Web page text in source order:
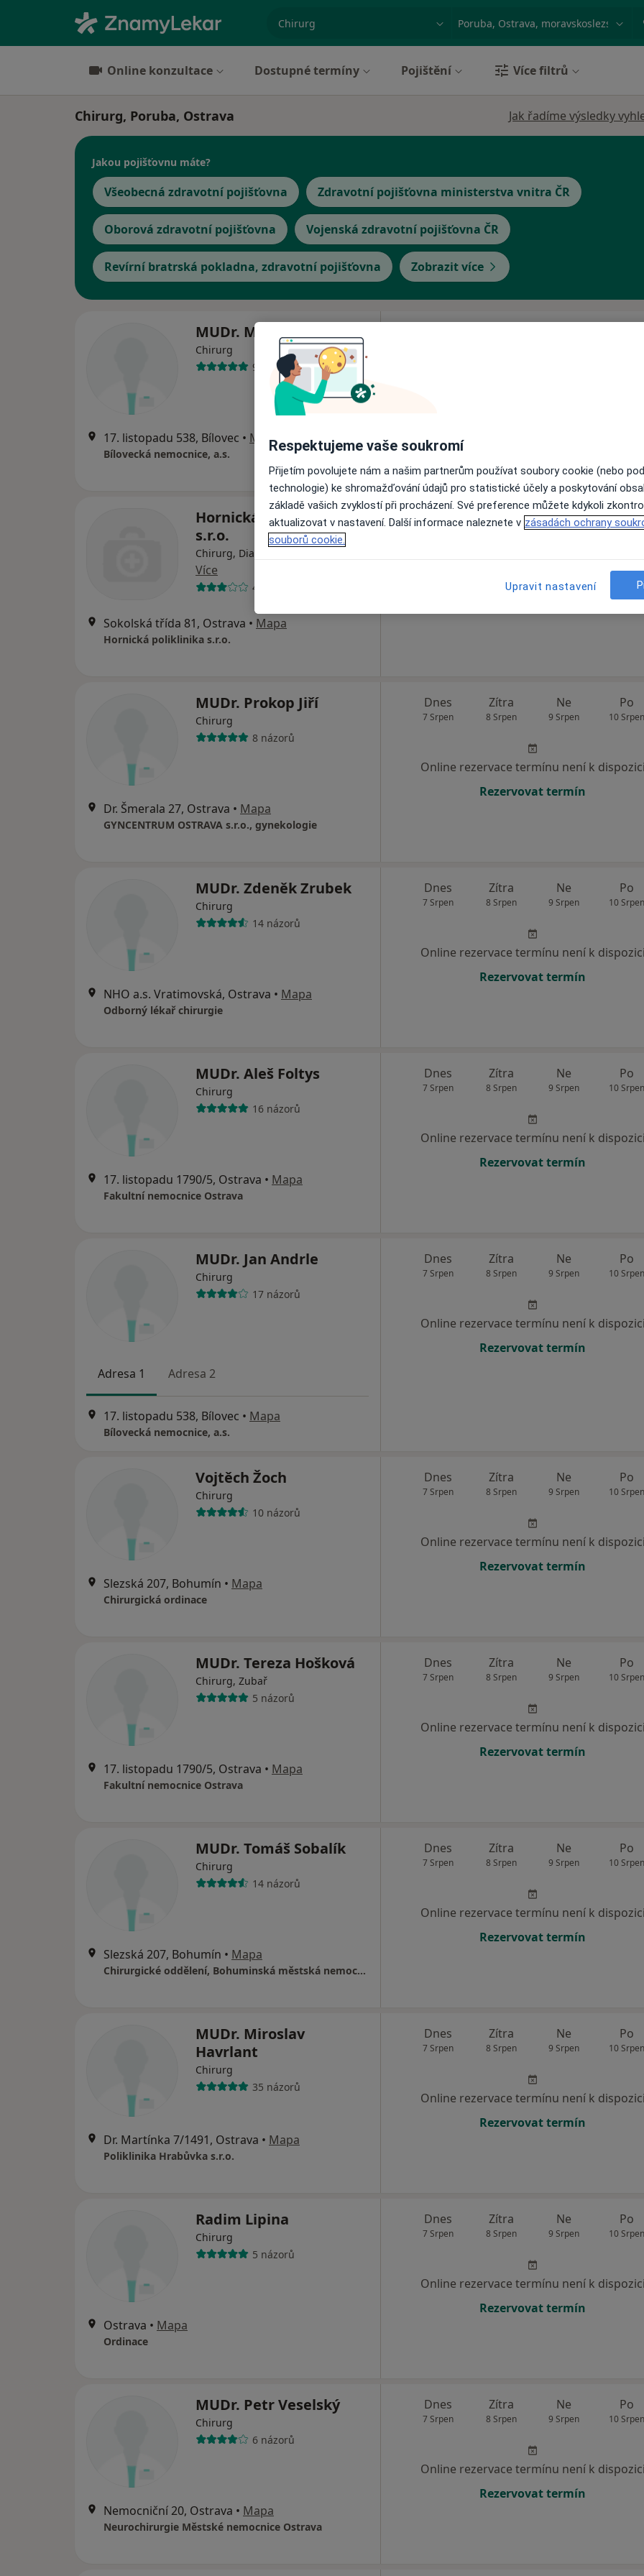
Online konzultace Dostupné termíny Pojištění Více filtrů
Chirurg, Poruba, Ostrava Jak řadíme výsledky
Jakou pojišťovnu máte?
Všeobecná zdravotní pojišťovna Zdravotní pojišťovna ministerstva vnitra ČR
Oborová zdravotní pojišťovna Vojenská zdravotní pojišťovna ČR
Revírní bratrská pokladna, zdravotní pojišťovna Zobrazit více
MUDr. Martin Mašek
Chirurg
9 názorů
17. listopadu 538, Bílovec • Mapa
Bílovecká nemocnice, a.s.
Hornická poliklinika
s.r.o.
Chirurg, Diabetolog, Diagnostik
Více
44 názorů
Sokolská třída 81, Ostrava • Mapa
Hornická poliklinika s.r.o.
Dnes Zítra Ne
9 Srpen
Po
10
Online rezervace termínu není k
MUDr. Prokop Jiří
Chirurg
8 názorů
Dr. Šmerala 27, Ostrava • Mapa
GYNCENTRUM OSTRAVA s.r.o., gynekologie
Dnes
7 Srpen
Zítra
8 Srpen
Ne
9 Srpen
Po
10 Srpen
Online rezervace termínu není k dispozici
Rezervovat termín
MUDr. Zdeněk Zrubek
Chirurg
14 názorů
NHO a.s. Vratimovská, Ostrava • Mapa
Odborný lékař chirurgie
Dnes
7 Srpen
Zítra
8 Srpen
Ne
9 Srpen
Po
10 Srpen
Online rezervace termínu není k dispozici
Rezervovat termín
MUDr. Aleš Foltys
Chirurg
16 názorů
17. listopadu 1790/5, Ostrava • Mapa
Fakultní nemocnice Ostrava
Dnes
7 Srpen
Zítra
8 Srpen
Ne
9 Srpen
Po
10 Srpen
Online rezervace termínu není k dispozici
Rezervovat termín
MUDr. Jan Andrle
Chirurg
17 názorů
Adresa 1 Adresa 2
17. listopadu 538, Bílovec • Mapa
Bílovecká nemocnice, a.s.
Dnes
7 Srpen
Zítra
8 Srpen
Ne
9 Srpen
Po
10 Srpen
Online rezervace termínu není k dispozici
Rezervovat termín
Vojtěch Žoch
Chirurg
10 názorů
Slezská 207, Bohumín • Mapa
Chirurgická ordinace
Dnes
7 Srpen
Zítra
8 Srpen
Ne
9 Srpen
Po
10 Srpen
Online rezervace termínu není k dispozici
Rezervovat termín
MUDr. Tereza Hošková
Chirurg, Zubař
5 názorů
17. listopadu 1790/5, Ostrava • Mapa
Fakultní nemocnice Ostrava
Dnes
7 Srpen
Zítra
8 Srpen
Ne
9 Srpen
Po
10 Srpen
Online rezervace termínu není k dispozici
Rezervovat termín
MUDr. Tomáš Sobalík
Chirurg
14 názorů
Slezská 207, Bohumín • Mapa
Chirurgické oddělení, Bohuminská městská nemocnice
Dnes
7 Srpen
Zítra
8 Srpen
Ne
9 Srpen
Po
10 Srpen
Online rezervace termínu není k dispozici
Rezervovat termín
MUDr. Miroslav
Havrlant
Chirurg
35 názorů
Dr. Martínka 7/1491, Ostrava • Mapa
Poliklinika Hrabůvka s.r.o.
Dnes
7 Srpen
Zítra
8 Srpen
Ne
9 Srpen
Po
10 Srpen
Online rezervace termínu není k dispozici
Rezervovat termín
Radim Lipina
Chirurg
5 názorů
Ostrava • Mapa
Ordinace
Dnes
7 Srpen
Zítra
8 Srpen
Ne
9 Srpen
Po
10 Srpen
Online rezervace termínu není k dispozici
Rezervovat termín
MUDr. Petr Veselský
Chirurg
6 názorů
Nemocniční 20, Ostrava • Mapa
Neurochirurgie Městské nemocnice Ostrava
Dnes
7 Srpen
Zítra
8 Srpen
Ne
9 Srpen
Po
10 Srpen
Online rezervace termínu není k dispozici
Rezervovat termín
Respektujeme vaše soukromí
Přijetím povolujete nám a našim partnerům používat soubory cookie (nebo
technologie) ke shromažďování údajů pro statistické účely a poskytování
základě vašich zvyklostí při procházení. Své preference můžete kdykoli
aktualizovat v nastavení. Další informace naleznete v zásadách ochrany
souborů cookie.
Upravit nastavení